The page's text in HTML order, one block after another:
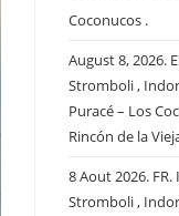
Coconucos .
August 8, 2026.
Stromboli ,
Puracé – Los
Rincón de la
8 Aout 2026.
Stromboli ,